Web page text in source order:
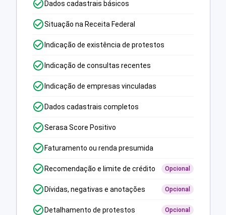
Dados cadastrais básicos
Situação na Receita Federal
Indicação de existência de protestos
Indicação de consultas recentes
Indicação de empresas vinculadas
Dados cadastrais completos
Serasa Score Positivo
Faturamento ou renda presumida
Recomendação e limite de crédito Opcional
Dívidas, negativas e anotações Opcional
Detalhamento de protestos Opcional